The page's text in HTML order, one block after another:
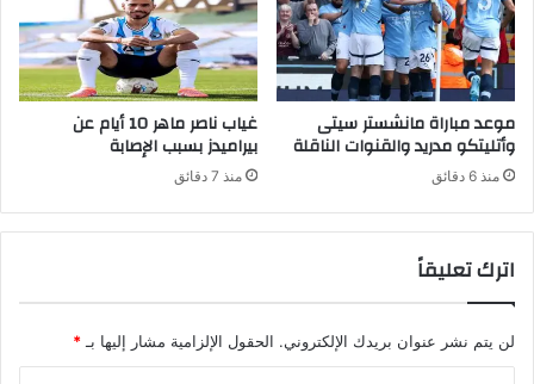
موعد مباراة مانشستر سيتى
وأتليتكو مدريد والقنوات الناقلة
منذ 6 دقائق
غياب ناصر ماهر 10 أيام عن
بيراميدز بسبب الإصابة
منذ 7 دقائق
اترك تعليقاً
لن يتم نشر عنوان بريدك الإلكتروني. الحقول الإلزامية مشار إليها بـ *